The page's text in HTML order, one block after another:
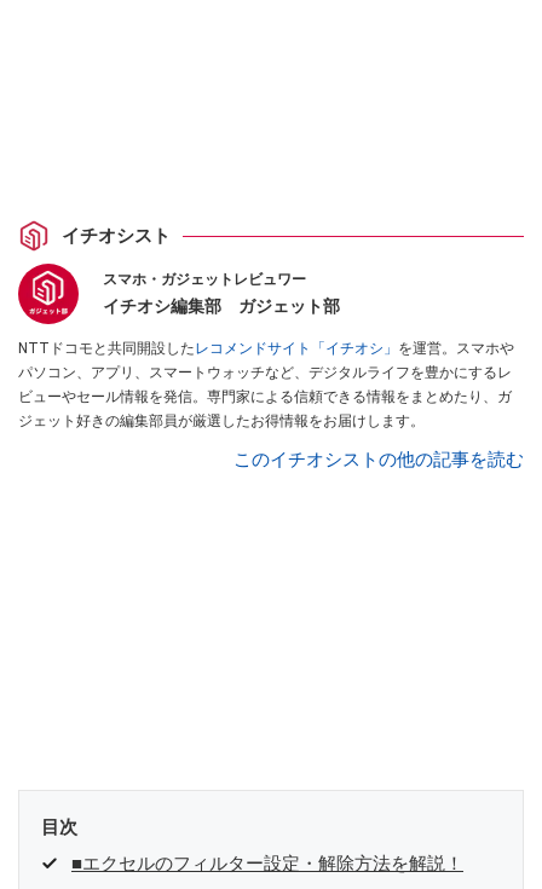
イチオシスト
スマホ・ガジェットレビュワー
イチオシ編集部 ガジェット部
NTTドコモと共同開設したレコメンドサイト「イチオシ」 を運営。スマホや
パソコン、アプリ、スマートウォッチなど、デジタルライフを豊かにするレ
ビューやセール情報を発信。専門家による信頼できる情報をまとめたり、ガ
ジェット好きの編集部員が厳選したお得情報をお届けします。
このイチオシストの他の記事を読む
目次
■エクセルのフィルター設定・解除方法を解説！